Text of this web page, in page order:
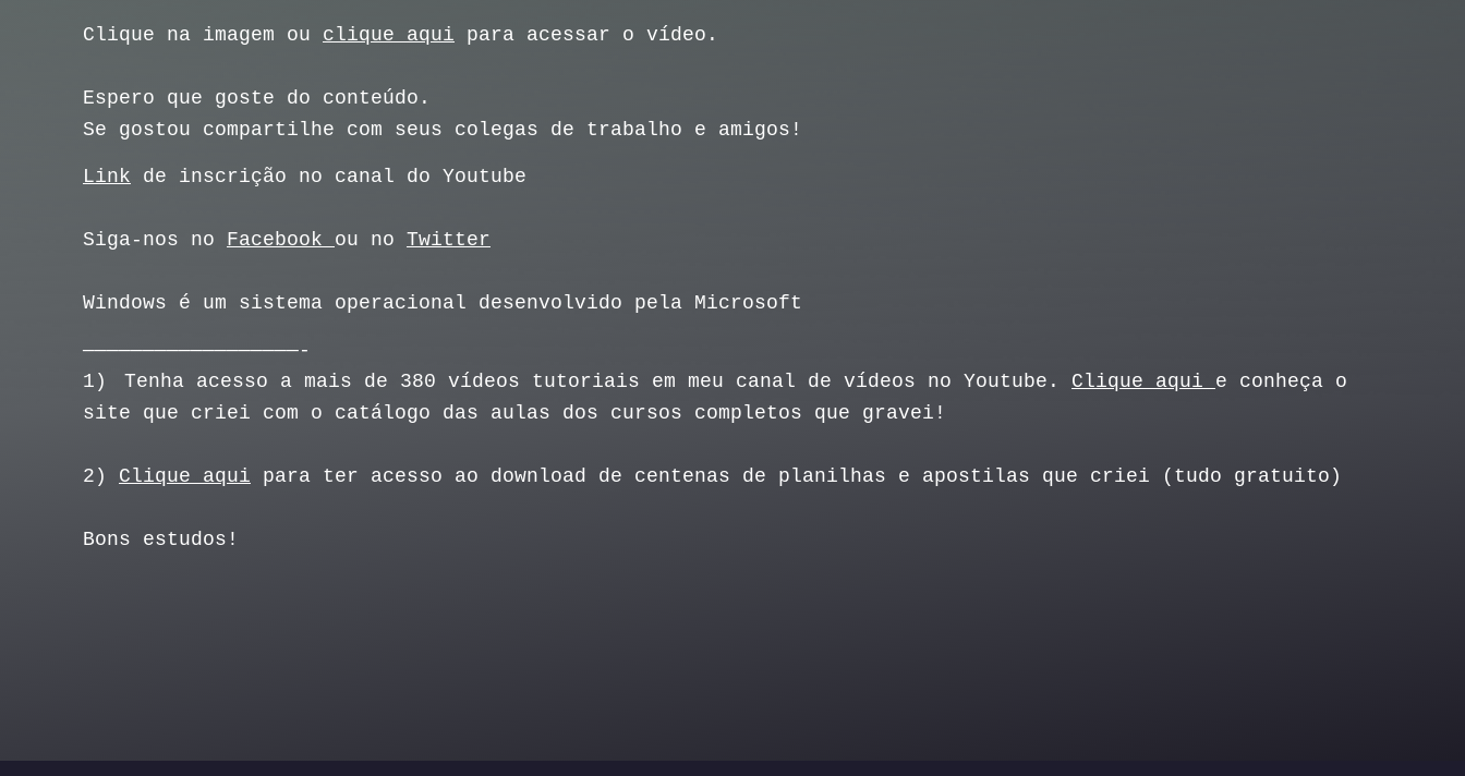
Clique na imagem ou clique aqui para acessar o vídeo.
Espero que goste do conteúdo.
Se gostou compartilhe com seus colegas de trabalho e amigos!
Link de inscrição no canal do Youtube
Siga-nos no Facebook ou no Twitter
Windows é um sistema operacional desenvolvido pela Microsoft
——————————————————-
1)
Tenha acesso a mais de 380 vídeos tutoriais em meu canal de vídeos no Youtube. Clique aqui e conheça o
site que criei com o catálogo das aulas dos cursos completos que gravei!
2) Clique aqui para ter acesso ao download de centenas de planilhas e apostilas que criei (tudo gratuito)
Bons estudos!